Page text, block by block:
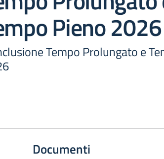
Pieno 2026
Tempo Prolungato e
Documenti